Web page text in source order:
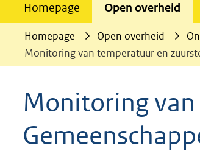
Homepage Open overheid
Homepage Open overheid
Monitoring van temperatuur en
Monitoring